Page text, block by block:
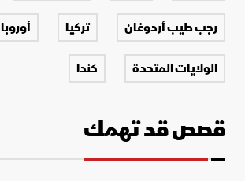
رجب طيب أردوغان
تركيا
أوروبا
الولايات المتحدة
كندا
قصص قد تهمك